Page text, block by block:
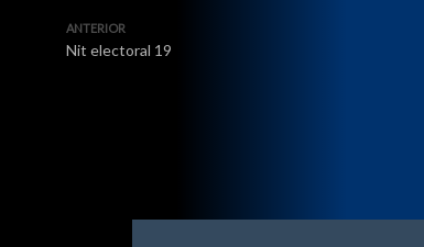
ANTERIOR
Nit electoral 19